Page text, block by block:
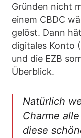
Gründen nicht
einem CBDC
gelöst. Dann
digitales Konto
und die EZB
Überblick.
Natürlich
Charme
diese